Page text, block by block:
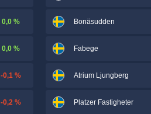
0,0 %
0,0 %
-0,1 %
-0,2 %
Bonäsudden
Fabege
Atrium Ljungberg
Platzer Fastigheter